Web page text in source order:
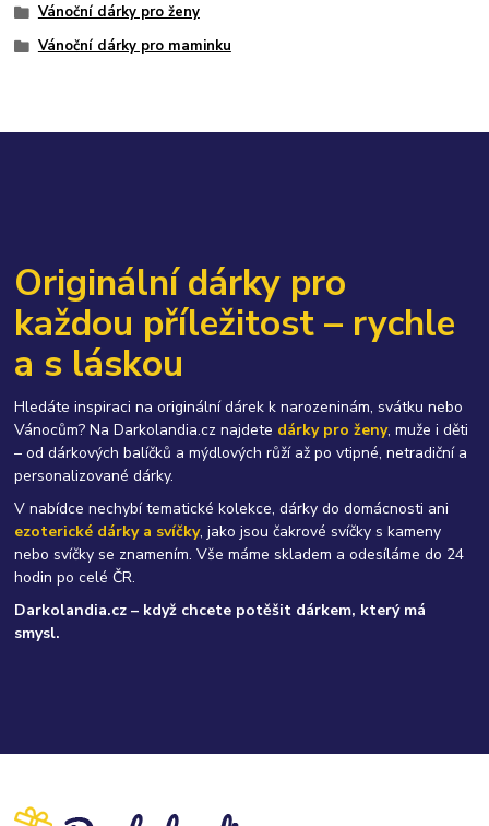
Vánoční dárky pro ženy
Vánoční dárky pro maminku
Originální dárky pro
každou příležitost – rychle
a s láskou
Hledáte inspiraci na originální dárek k narozeninám, svátku nebo
Vánocům? Na Darkolandia.cz najdete dárky pro ženy, muže i děti
– od dárkových balíčků a mýdlových růží až po vtipné, netradiční a
personalizované dárky.
V nabídce nechybí tematické kolekce, dárky do domácnosti ani
ezoterické dárky a svíčky, jako jsou čakrové svíčky s kameny
nebo svíčky se znamením. Vše máme skladem a odesíláme do 24
hodin po celé ČR.
Darkolandia.cz – když chcete potěšit dárkem, který má
smysl.